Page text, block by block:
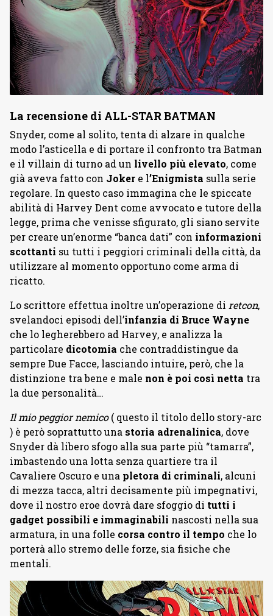
La recensione di ALL-STAR BATMAN
Snyder, come al solito, tenta di alzare in qualche
modo l’asticella e di portare il confronto tra Batman
e il villain di turno ad un livello più elevato, come
già aveva fatto con Joker e l’Enigmista sulla serie
regolare. In questo caso immagina che le spiccate
abilità di Harvey Dent come avvocato e tutore della
legge, prima che venisse sfigurato, gli siano servite
per creare un’enorme “banca dati” con informazioni
scottanti su tutti i peggiori criminali della città, da
utilizzare al momento opportuno come arma di
ricatto.
Lo scrittore effettua inoltre un’operazione di retcon,
svelandoci episodi dell’infanzia di Bruce Wayne
che lo legherebbero ad Harvey, e analizza la
particolare dicotomia che contraddistingue da
sempre Due Facce, lasciando intuire, però, che la
distinzione tra bene e male non è poi così netta tra
la due personalità…
Il mio peggior nemico( questo il titolo dello story-arc
) è però soprattutto una storia adrenalinica, dove
Snyder dà libero sfogo alla sua parte più “tamarra”,
imbastendo una lotta senza quartiere tra il
Cavaliere Oscuro e una pletora di criminali, alcuni
di mezza tacca, altri decisamente più impegnativi,
dove il nostro eroe dovrà dare sfoggio di tutti i
gadget possibili e immaginabili nascosti nella sua
armatura, in una folle corsa contro il tempo che lo
porterà allo stremo delle forze, sia fisiche che
mentali.